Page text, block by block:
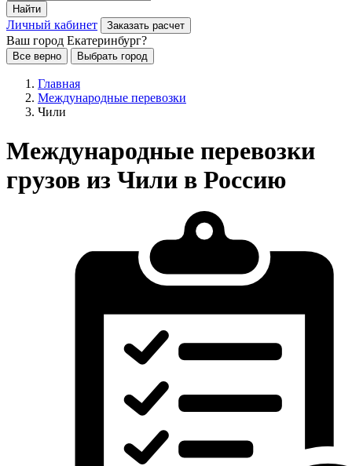
Найти
Личный кабинет Заказать расчет
Ваш город Екатеринбург?
Все верно Выбрать город
Главная
Международные перевозки
Чили
Международные перевозки
грузов из Чили в Россию